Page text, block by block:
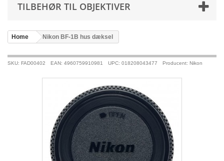
TILBEHØR TIL OBJEKTIVER
Home >Nikon BF-1B hus dæksel
SKU: FAD00402 EAN: 4960759910981 UPC: 018208043477 Producent: Nikon